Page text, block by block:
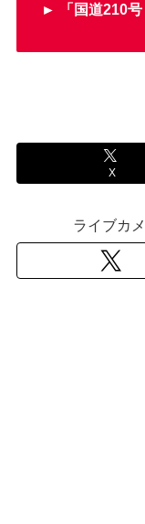
► 「国道210
X
ライブカ